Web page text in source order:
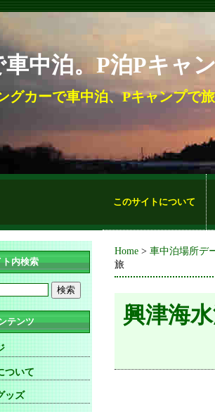
車中泊。P泊Pキャ
グカーで車中泊、Pキャンプで
このサイトについて
Home > 車中泊場所デ
旅
興津海
ト内検索
テンツ
ついて
ッズ